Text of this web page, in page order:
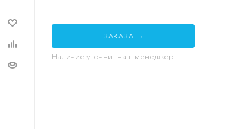
ЗАКАЗАТЬ
Наличие уточнит наш менеджер